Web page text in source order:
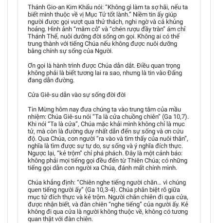
Thánh Gio-an Kim Khẩu nói: “Không gì làm ta sợ hãi, nếu ta
biết mình thuộc về vị Mục Tử tốt lành.” Niềm tin ấy giúp
người được gọi vượt qua thử thách, nghi ngờ và cả khủng
hoảng. Hình ảnh “mâm cỗ” và “chén rượu đầy tràn” ám chỉ
Thánh Thể, nuôi dưỡng đời sống ơn gọi. Không ai có thể
trung thành với tiếng Chúa nếu không được nuôi dưỡng
bằng chính sự sống của Người.
Ơn gọi là hành trình được Chúa dẫn dắt. Điều quan trọng
không phải là biết tương lai ra sao, nhưng là tin vào Đấng
đang dẫn đường.
Cửa Giê-su dẫn vào sự sống đời đời
Tin Mừng hôm nay đưa chúng ta vào trung tâm của mầu
nhiệm: Chúa Giê-su nói “Ta là cửa chuồng chiên” (Ga 10,7).
Khi nói “Ta là cửa”, Chúa mặc khải mình không chỉ là mục
tử, mà còn là đường duy nhất dẫn đến sự sống và ơn cứu
độ. Qua Chúa, con người “ra vào và tìm thấy của nuôi thân”,
nghĩa là tìm được sự tự do, sự sống và ý nghĩa đích thực.
Ngược lại, “kẻ trộm” chỉ phá phách. Đây là một cảnh báo:
không phải mọi tiếng gọi đều đến từ Thiên Chúa; có những
tiếng gọi dẫn con người xa Chúa, đánh mất chính mình.
Chúa khẳng định: “Chiên nghe tiếng người chăn… vì chúng
quen tiếng người ấy” (Ga 10,3-4). Chúa phân biệt rõ giữa
mục tử đích thực và kẻ trộm. Người chăn chiên đi qua cửa,
được nhận biết, và đàn chiên “nghe tiếng” của người ấy. Kẻ
không đi qua cửa là người không thuộc về, không có tương
quan thật với đàn chiên.